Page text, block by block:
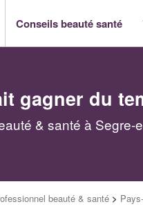
Conseils beauté santé
gagner du
& santé à
beauté & santé >